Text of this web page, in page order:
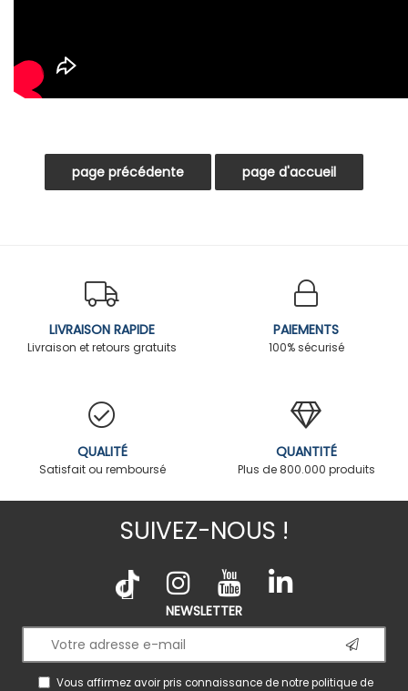
LIVRAISON RAPIDE
Livraison et retours gratuits
PAIEMENTS
100% sécurisé
QUALITÉ
Satisfait ou remboursé
QUANTITÉ
Plus de 800.000 produits
SUIVEZ-NOUS !
NEWSLETTER
Vous affirmez avoir pris connaissance de notrepolitique de